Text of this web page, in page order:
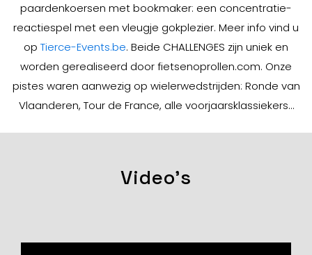
paardenkoersen met bookmaker: een concentratie-
reactiespel met een vleugje gokplezier. Meer info vind u
op Tierce-Events.be. Beide CHALLENGES zijn uniek en
worden gerealiseerd door fietsenoprollen.com. Onze
pistes waren aanwezig op wielerwedstrijden: Ronde van
Vlaanderen, Tour de France, alle voorjaarsklassiekers…
Video's